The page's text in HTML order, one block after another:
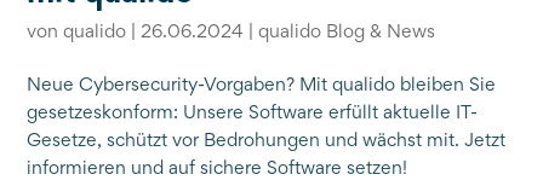
vonqualido |26.06.2024 |qualido Blog & News
Neue Cybersecurity-Vorgaben? Mit qualido bleiben Sie
gesetzeskonform: Unsere Software erfüllt aktuelle IT-
Gesetze, schützt vor Bedrohungen und wächst mit. Jetzt
informieren und auf sichere Software setzen!